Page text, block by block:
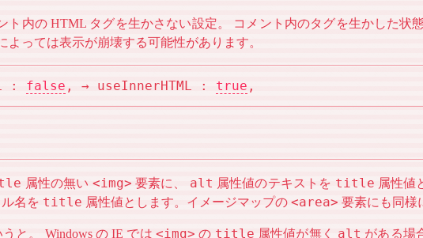
ト内の HTML タグを生かさない設定。 コメント内のタグを生かした状
よっては表示が崩壊する可能性があります。
: false , → useInnerHTML : true ,
属性の無い <img> 要素に、 alt 属性値のテキストを title 属性値
名を title 属性値とします。イメージマップの <area> 要素にも同様
と。 Windows の IE では <img> の title 属性値が無く alt がある場